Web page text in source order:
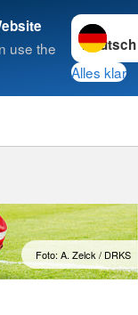
use the
Sprache
Alles klar
Foto: A. Zelck / DRKS